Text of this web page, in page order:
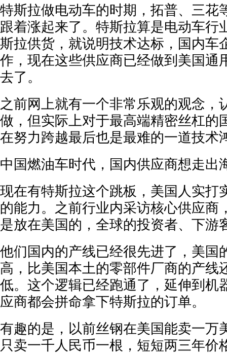
特斯拉做电动车的时期，拓普、三花
跟着涨起来了。特斯拉算是电动车行
斯拉供货，就说明技术达标，国内车
作，现在这些供应商已经做到美国通
去了。
之前网上就有一个非常乐观的观念，
做，但实际上对于最高端精密丝杠的
在努力跨越最后也是最难的一道技术
中国燃油车时代，国内供应商想走出
现在有特斯拉这个跳板，美国人实打
的能力。之前行业内采访核心供应商
是放在美国的，全球的投资者、下游
他们国内的产线已经很先进了，美国
高，比美国本土的零部件厂商的产线
低。这个逻辑已经跑通了，延伸到机
应商都会拼命拿下特斯拉的订单。
有趣的是，以前丝钢在美国能卖一万
只卖一千人民币一根，短短两三年价